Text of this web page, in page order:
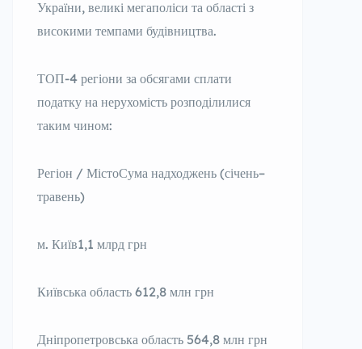
України, великі мегаполіси та області з
високими темпами будівництва.
ТОП-4 регіони за обсягами сплати
податку на нерухомість розподілилися
таким чином:
Регіон / МістоСума надходжень (січень–
травень)
м. Київ1,1 млрд грн
Київська область 612,8 млн грн
Дніпропетровська область 564,8 млн грн